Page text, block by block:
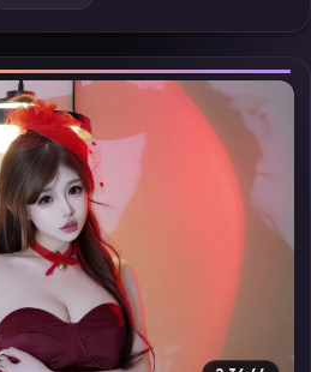
作，畅享高清在线追剧体验。
▶